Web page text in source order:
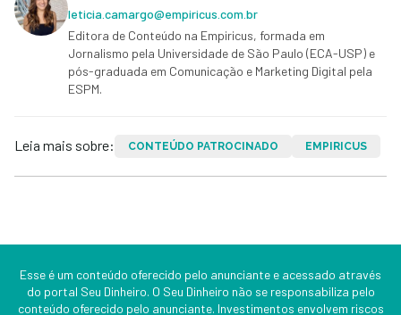
leticia.camargo@empiricus.com.br
Editora de Conteúdo na Empiricus, formada em
Jornalismo pela Universidade de São Paulo (ECA-USP) e
pós-graduada em Comunicação e Marketing Digital pela
ESPM.
Leia mais sobre: CONTEÚDO PATROCINADO EMPIRICUS
Esse é um conteúdo oferecido pelo anunciante e acessado através
do portal Seu Dinheiro. O Seu Dinheiro não se responsabiliza pelo
conteúdo oferecido pelo anunciante. Investimentos envolvem riscos